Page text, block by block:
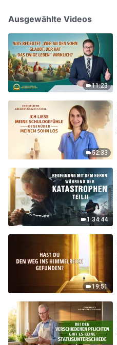
Ausgewählte Videos
11:23
52:33
1:34:44
19:51